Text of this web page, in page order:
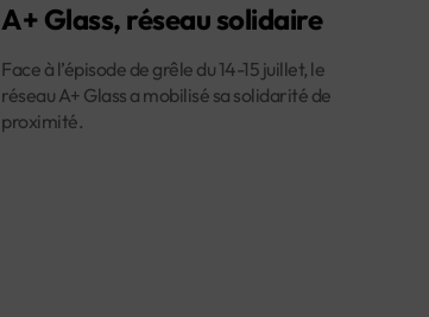
A+ Glass, réseau solidaire
Face à l’épisode de grêle du 14-15 juillet, le
réseau A+ Glass a mobilisé sa solidarité de
proximité.